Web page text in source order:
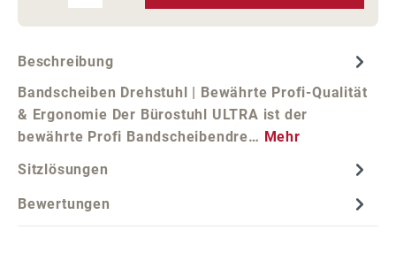
Beschreibung
Bandscheiben Drehstuhl | Bewährte Profi-Qualität
& Ergonomie Der Bürostuhl ULTRA ist der
bewährte Profi Bandscheibendre… Mehr
Sitzlösungen
Bewertungen